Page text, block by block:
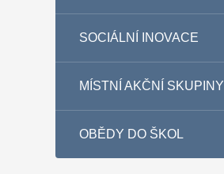
SOCIÁLNÍ INOVACE
MÍSTNÍ AKČNÍ SKUPINY
OBĚDY DO ŠKOL